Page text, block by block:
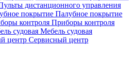
дистанционного управления
Палубное покрытие
Приборы контроля
Мебель судовая
Сервисный центр